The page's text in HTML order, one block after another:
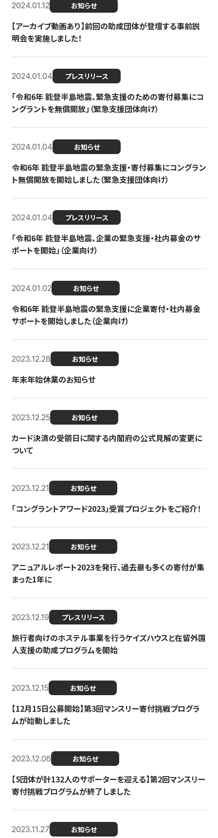
2024.01.12 お知らせ
【アーカイブ動画あり】前回の助成団体が登壇する事前説
明会を実施しました！
2024.01.04 プレスリリース
「令和6年 能登半島地震、緊急支援のための寄付募集にコ
ングラントを無償開放」（緊急支援団体向け）
2024.01.04 お知らせ
令和6年 能登半島地震の緊急支援・寄付募集にコングラン
ト無償開放を開始しました（緊急支援団体向け）
2024.01.04 プレスリリース
「令和6年 能登半島地震、企業の緊急支援・社内募金のサ
ポートを開始」（企業向け）
2024.01.02 お知らせ
令和6年 能登半島地震の緊急支援に企業寄付・社内募金
サポートを開始しました（企業向け）
2023.12.28 お知らせ
年末年始休業のお知らせ
2023.12.25 お知らせ
カード決済の受領日に関する内閣府の公式見解の変更に
ついて
2023.12.21 お知らせ
「コングラントアワード2023」受賞プロジェクトをご紹介！
2023.12.21 お知らせ
アニュアルレポート2023を発行、過去最も多くの寄付が集
まった1年に
2023.12.19 プレスリリース
旅行者向けのホステル事業を行うケイズハウスと在留外国
人支援の助成プログラムを開始
2023.12.15 お知らせ
【12月15日公募開始】第3回マンスリー寄付挑戦プログラ
ムが始動しました
2023.12.06 お知らせ
【5団体が計132人のサポーターを迎える】第2回マンスリー
寄付挑戦プログラムが終了しました
2023.11.27 お知らせ